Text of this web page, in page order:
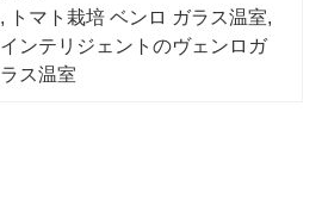
,
トマト栽培 ベンロ ガラス温室,
インテリジェントのヴェンロガ
ラス温室